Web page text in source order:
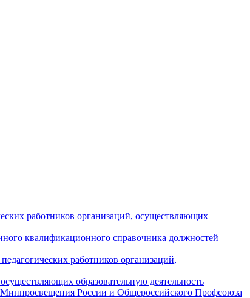
работников организаций, осуществляющих
квалификационного справочника должностей
работников организаций,
образовательную деятельность
Минпросвещения России и Общероссийского Профсоюза